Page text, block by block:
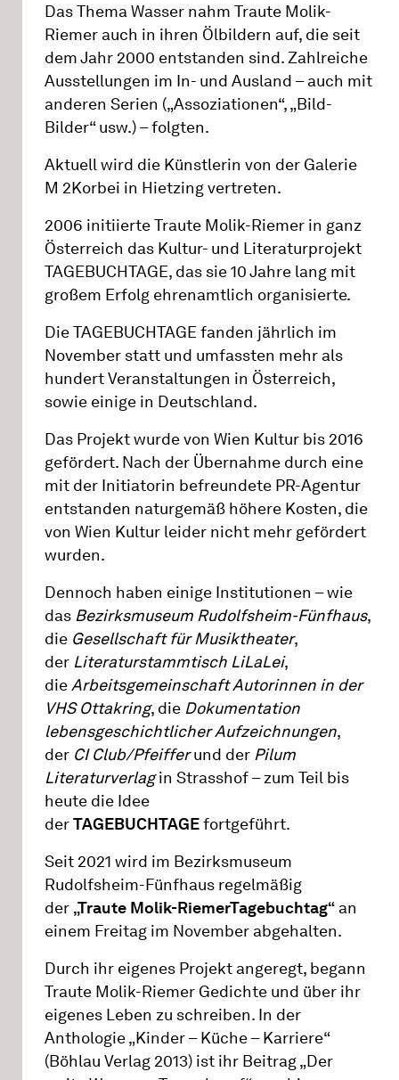
Das Thema Wasser nahm Traute Molik-
Riemer auch in ihren Ölbildern auf, die seit
dem Jahr 2000 entstanden sind. Zahlreiche
Ausstellungen im In- und Ausland – auch mit
anderen Serien („Assoziationen“, „Bild-
Bilder“ usw.) – folgten.
Aktuell wird die Künstlerin von der Galerie
M 2Korbei in Hietzing vertreten.
2006 initiierte Traute Molik-Riemer in ganz
Österreich das Kultur- und Literaturprojekt
TAGEBUCHTAGE, das sie 10 Jahre lang mit
großem Erfolg ehrenamtlich organisierte.
Die TAGEBUCHTAGE fanden jährlich im
November statt und umfassten mehr als
hundert Veranstaltungen in Österreich,
sowie einige in Deutschland.
Das Projekt wurde von Wien Kultur bis 2016
gefördert. Nach der Übernahme durch eine
mit der Initiatorin befreundete PR-Agentur
entstanden naturgemäß höhere Kosten, die
von Wien Kultur leider nicht mehr gefördert
wurden.
Dennoch haben einige Institutionen – wie
das Bezirksmuseum Rudolfsheim-Fünfhaus,
die Gesellschaft für Musiktheater,
der Literaturstammtisch LiLaLei,
dieArbeitsgemeinschaft Autorinnen in der
VHS Ottakring, die Dokumentation
lebensgeschichtlicher Aufzeichnungen,
der CI Club/Pfeifferund der Pilum
Literaturverlagin Strasshof – zum Teil bis
heute die Idee
derTAGEBUCHTAGEfortgeführt.
Seit 2021 wird im Bezirksmuseum
Rudolfsheim-Fünfhaus regelmäßig
der „Traute Molik-RiemerTagebuchtag“ an
einem Freitag im November abgehalten.
Durch ihr eigenes Projekt angeregt, begann
Traute Molik-Riemer Gedichte und über ihr
eigenes Leben zu schreiben. In der
Anthologie „Kinder – Küche – Karriere“
(Böhlau Verlag 2013) ist ihr Beitrag „Der